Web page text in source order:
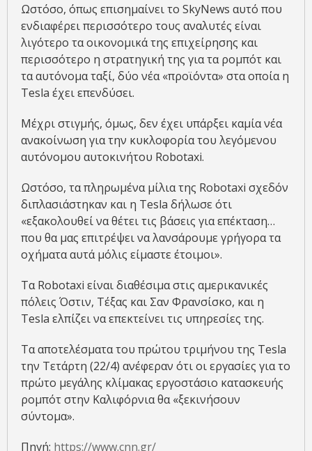
Ωστόσο, όπως επισημαίνει το SkyNews αυτό που
ενδιαφέρει περισσότερο τους αναλυτές είναι
λιγότερο τα οικονομικά της επιχείρησης και
περισσότερο η στρατηγική της για τα ρομπότ και
τα αυτόνομα ταξί, δύο νέα «προϊόντα» στα οποία η
Tesla έχει επενδύσει.
Μέχρι στιγμής, όμως, δεν έχει υπάρξει καμία νέα
ανακοίνωση για την κυκλοφορία του λεγόμενου
αυτόνομου αυτοκινήτου Robotaxi.
Ωστόσο, τα πληρωμένα μίλια της Robotaxi σχεδόν
διπλασιάστηκαν και η Tesla δήλωσε ότι
«εξακολουθεί να θέτει τις βάσεις για επέκταση…
που θα μας επιτρέψει να λανσάρουμε γρήγορα τα
οχήματα αυτά μόλις είμαστε έτοιμοι».
Τα Robotaxi είναι διαθέσιμα στις αμερικανικές
πόλεις Όστιν, Τέξας και Σαν Φρανσίσκο, και η
Tesla ελπίζει να επεκτείνει τις υπηρεσίες της.
Τα αποτελέσματα του πρώτου τριμήνου της Tesla
την Τετάρτη (22/4) ανέφεραν ότι οι εργασίες για το
πρώτο μεγάλης κλίμακας εργοστάσιο κατασκευής
ρομπότ στην Καλιφόρνια θα «ξεκινήσουν
σύντομα».
Πηγή: https://www.cnn.gr/